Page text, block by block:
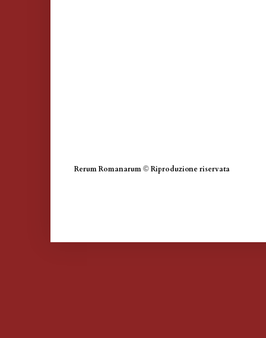
Rerum Romanarum © Riproduzione riservata